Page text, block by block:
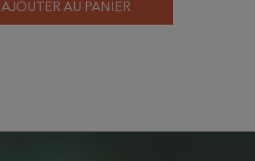
AJOUTER AU PANIER